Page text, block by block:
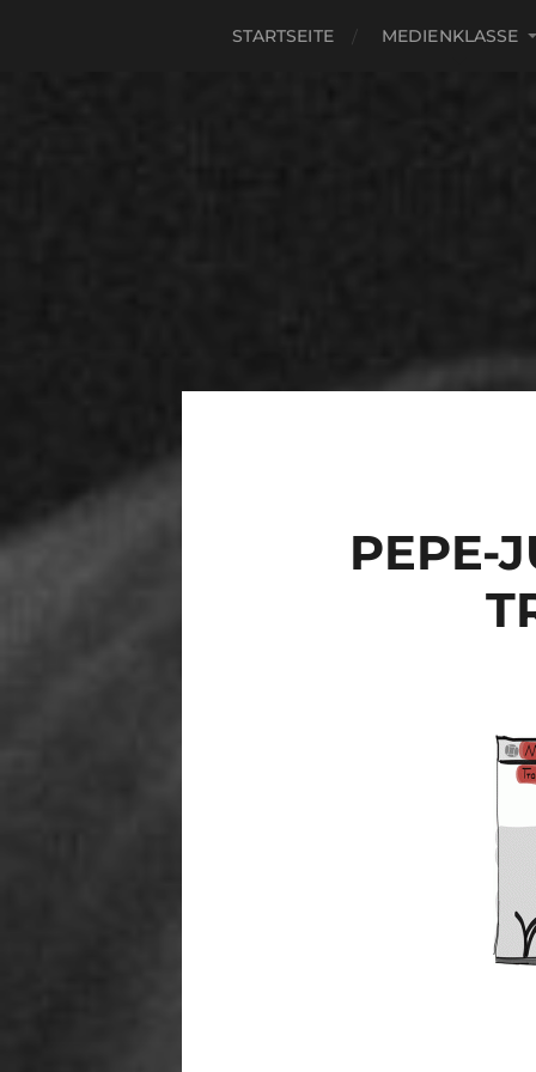
STARTSEITE MEDIENKLASSE
PEPE-